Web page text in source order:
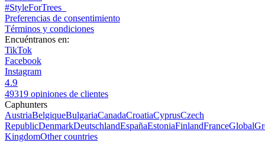
#StyleForTrees
Preferencias de consentimiento
Términos y condiciones
Encuéntranos en:
TikTok
Facebook
Instagram
4.9
49319 opiniones de clientes
Caphunters
AustriaBelgiqueBulgariaCanadaCroatiaCyprusCzech
RepublicDenmarkDeutschlandEspañaEstoniaFinlandFranceGlobal
KingdomOther countries